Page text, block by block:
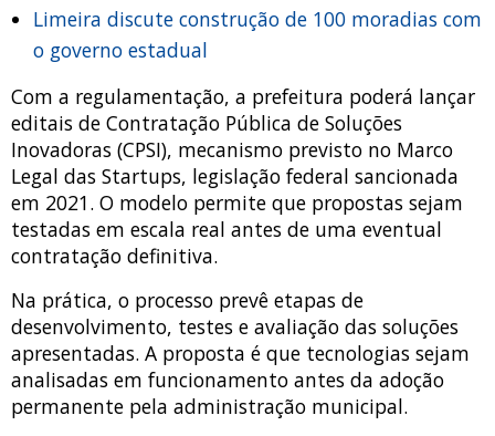
Limeira discute construção de 100 moradias com
o governo estadual
Com a regulamentação, a prefeitura poderá lançar
editais de Contratação Pública de Soluções
Inovadoras (CPSI), mecanismo previsto no Marco
Legal das Startups, legislação federal sancionada
em 2021. O modelo permite que propostas sejam
testadas em escala real antes de uma eventual
contratação definitiva.
Na prática, o processo prevê etapas de
desenvolvimento, testes e avaliação das soluções
apresentadas. A proposta é que tecnologias sejam
analisadas em funcionamento antes da adoção
permanente pela administração municipal.